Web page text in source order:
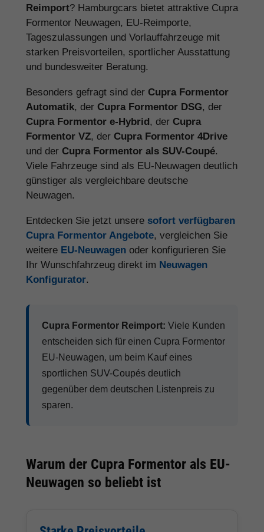
Reimport? Hamburgcars bietet attraktive Cupra
Formentor Neuwagen, EU-Reimporte,
Tageszulassungen und Vorlauffahrzeuge mit
starken Preisvorteilen, sportlicher Ausstattung
und bundesweiter Beratung.
Besonders gefragt sind der Cupra Formentor
Automatik, der Cupra Formentor DSG, der
Cupra Formentor e-Hybrid, der Cupra
Formentor VZ, der Cupra Formentor 4Drive
und der Cupra Formentor als SUV-Coupé.
Viele Fahrzeuge sind als EU-Neuwagen deutlich
günstiger als vergleichbare deutsche
Neuwagen.
Entdecken Sie jetzt unsere sofort verfügbaren
Cupra Formentor Angebote, vergleichen Sie
weitere EU-Neuwagen oder konfigurieren Sie
Ihr Wunschfahrzeug direkt im Neuwagen
Konfigurator.
Cupra Formentor Reimport: Viele Kunden
entscheiden sich für einen Cupra Formentor
EU-Neuwagen, um beim Kauf eines
sportlichen SUV-Coupés deutlich
gegenüber dem deutschen Listenpreis zu
sparen.
Warum der Cupra Formentor als EU-
Neuwagen so beliebt ist